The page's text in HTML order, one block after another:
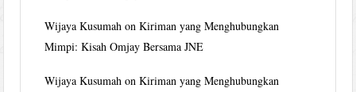
Wijaya Kusumah onKiriman yang Menghubungkan
Mimpi: Kisah Omjay Bersama JNE
Wijaya Kusumah onKiriman yang Menghubungkan